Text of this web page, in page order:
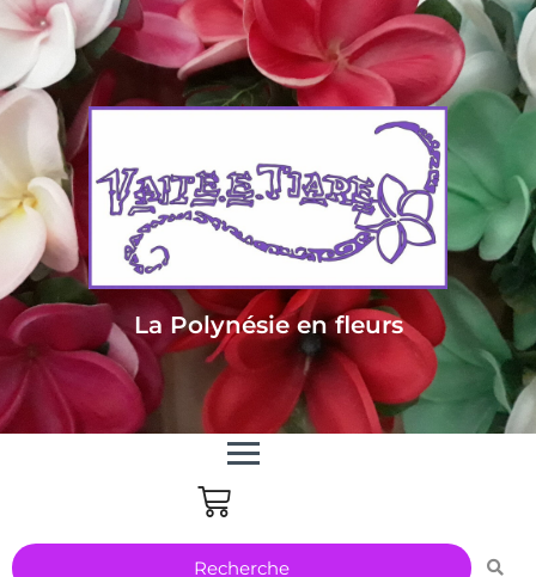
Livraison sous 24/48h en Métropole - Frais de livraison offert dès 85
euros d'achat en Métropole, dès 150 euros pour le reste du monde
La Polynésie en fleurs